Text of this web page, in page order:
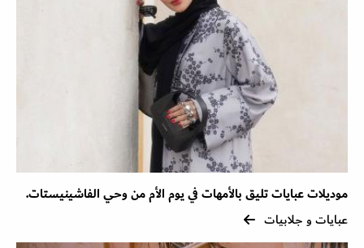
موديلات عبايات تليق بالأمهات في يوم الأم من وحي الفاشينيستات.
عبايات و جلابيات